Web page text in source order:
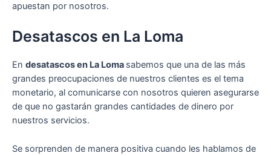
apuestan por nosotros.
Desatascos en La Loma
En desatascos en La Loma sabemos que una de las más
grandes preocupaciones de nuestros clientes es el tema
monetario, al comunicarse con nosotros quieren asegurarse
de que no gastarán grandes cantidades de dinero por
nuestros servicios.
Se sorprenden de manera positiva cuando les hablamos de